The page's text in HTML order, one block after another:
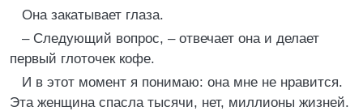
Она закатывает глаза.
– Следующий вопрос, – отвечает она и делает
первый глоточек кофе.
И в этот момент я понимаю: она мне не нравится.
Эта женщина спасла тысячи, нет, миллионы жизней.